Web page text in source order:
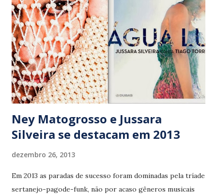
Ney Matogrosso e Jussara
Silveira se destacam em 2013
dezembro 26, 2013
Em 2013 as paradas de sucesso foram dominadas pela tríade
sertanejo-pagode-funk, não por acaso gêneros musicais